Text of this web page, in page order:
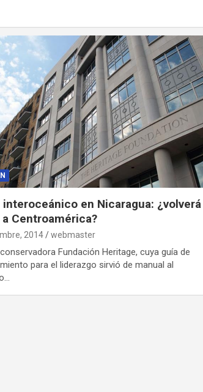
interoceánico en Nicaragua: ¿volverá
a Centroamérica?
2014 webmaster
Fundación Heritage, cuya guía de
para el liderazgo sirvió de manual al